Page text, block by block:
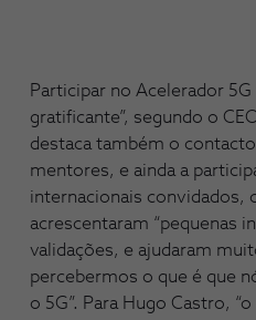
Participar no Acelerador
gratificante”, segundo o
destaca também o
mentores, e ainda a
internacionais convidados,
acrescentaram “pequenas
validações, e ajudaram
percebermos o que é que
o 5G”. Para Hugo Castro,